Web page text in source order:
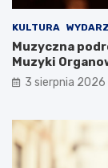
KULTURA
Muzyczna
Muzyki
3 sierpnia 2026